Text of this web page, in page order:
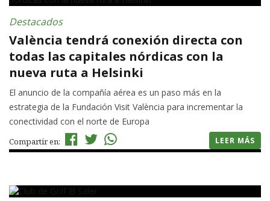
Destacados
València tendrá conexión directa con
todas las capitales nórdicas con la
nueva ruta a Helsinki
El anuncio de la compañía aérea es un paso más en la
estrategia de la Fundación Visit València para incrementar la
conectividad con el norte de Europa
Compartir en: LEER MÁS